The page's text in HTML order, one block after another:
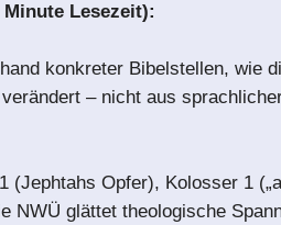
Lesezeit):
konkreter Bibelstellen, wie
– nicht aus
(Jephtahs Opfer), Kolosser 1
NWÜ glättet theologische